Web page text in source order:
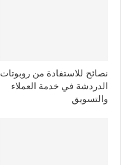
نصائح للاستفادة من روبوتات
الدردشة في خدمة العملاء
والتسويق